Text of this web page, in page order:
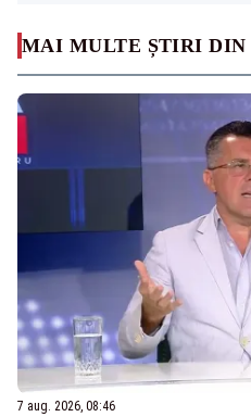
MAI MULTE ȘTIRI DIN
7 aug. 2026, 08:46